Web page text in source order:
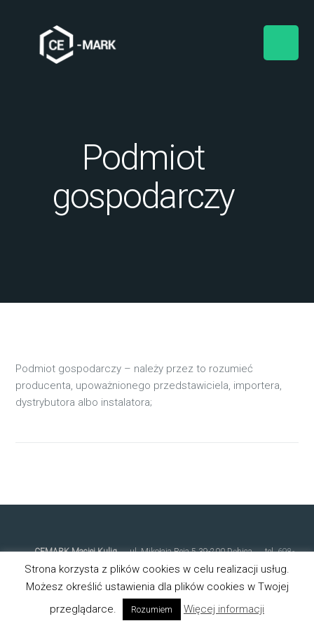
Podmiot
gospodarczy
Podmiot gospodarczy – należy przez to rozumieć
producenta, upoważnionego przedstawiciela, importera,
dystrybutora albo instalatora;
CEMARK Maciej Kuligul. Mikołaja Reja 5 39-200 Dębica tel.698-
810-212
biuro@cemark.pl Polityka prywatnościOstatnia
Strona korzysta z plików cookies w celu realizacji usług.
Możesz określić ustawienia dla plików cookies w Twojej
przeglądarce.
Rozumiem Więcej informacji